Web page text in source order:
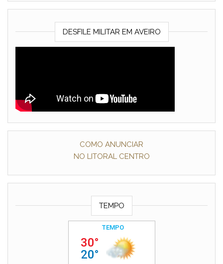
DESFILE MILITAR EM AVEIRO
COMO ANUNCIAR
NO LITORAL CENTRO
TEMPO